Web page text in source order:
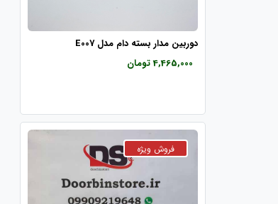
دوربین مدار بسته دام مدل E007
4,465,000 تومان